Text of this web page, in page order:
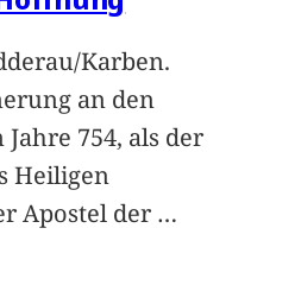
Karben.
an den
754, als der
Heiligen
Apostel der …